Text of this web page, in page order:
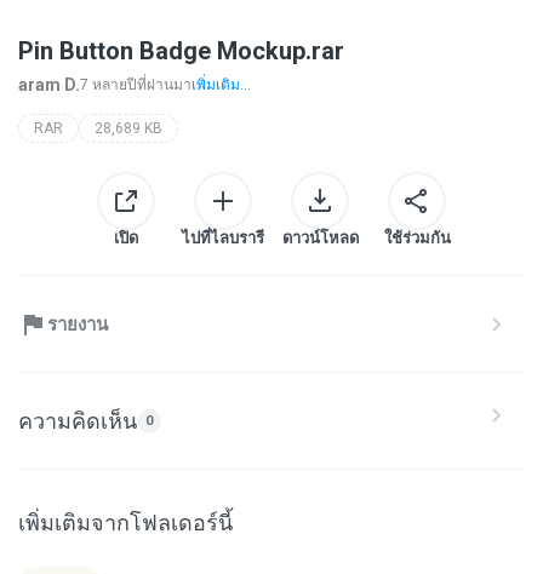
Pin Button Badge Mockup.rar
aram D.7 หลายปีที่ผ่านมาเพิ่มเติม...
RAR 28,689 KB
เปิด ไปที่ไลบรารี ดาวน์โหลด ใช้ร่วมกัน
รายงาน
ความคิดเห็น 0
เพิ่มเติมจากโฟลเดอร์นี้